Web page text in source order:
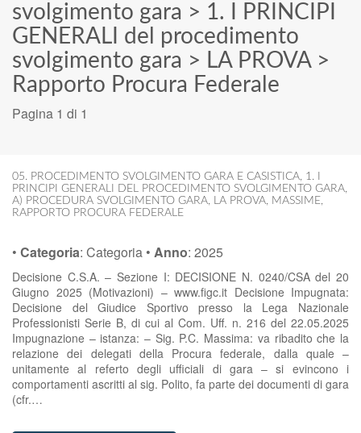
svolgimento gara > 1. I PRINCIPI
GENERALI del procedimento
svolgimento gara > LA PROVA>
Rapporto Procura Federale
Pagina 1 di 1
05. PROCEDIMENTO SVOLGIMENTO GARA E CASISTICA, 1. I
PRINCIPI GENERALI DEL PROCEDIMENTO SVOLGIMENTO GARA,
A) PROCEDURA SVOLGIMENTO GARA, LA PROVA, MASSIME,
RAPPORTO PROCURA FEDERALE
• Categoria: Categoria • Anno: 2025
Decisione C.S.A. – Sezione I: DECISIONE N. 0240/CSA del 20
Giugno 2025 (Motivazioni) – www.figc.it Decisione Impugnata:
Decisione del Giudice Sportivo presso la Lega Nazionale
Professionisti Serie B, di cui al Com. Uff. n. 216 del 22.05.2025
Impugnazione – istanza: – Sig. P.C. Massima: va ribadito che la
relazione dei delegati della Procura federale, dalla quale –
unitamente al referto degli ufficiali di gara – si evincono i
comportamenti ascritti al sig. Polito, fa parte dei documenti di gara
(cfr.…